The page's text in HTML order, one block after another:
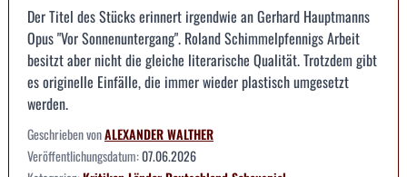
Der Titel des Stücks erinnert irgendwie an Gerhard Hauptmanns
Opus "Vor Sonnenuntergang". Roland Schimmelpfennigs Arbeit
besitzt aber nicht die gleiche literarische Qualität. Trotzdem gibt
es originelle Einfälle, die immer wieder plastisch umgesetzt
werden.
Geschrieben vonALEXANDER WALTHER
Veröffentlichungsdatum:07.06.2026